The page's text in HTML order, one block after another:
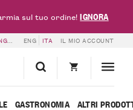
ROSSO ENG ITA IL MIO ACCOUNT
GASTRONOMIA ALTRI
sul tuo ordine!IGNORA